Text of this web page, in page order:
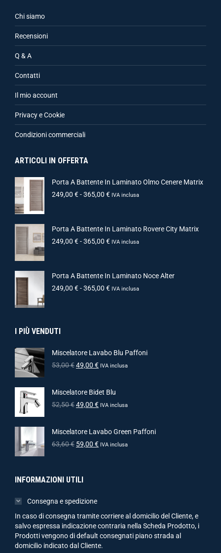
Chi siamo
Recensioni
Q & A
Contatti
Il mio account
Privacy e Cookie
Condizioni commerciali
ARTICOLI IN OFFERTA
Porta A Battente In Laminato Olmo Cenere Matrix
249,00 €-365,00 € IVA inclusa
Porta A Battente In Laminato Rovere City Matrix
249,00 €-365,00 € IVA inclusa
Porta A Battente In Laminato Noce Alter
249,00 €-365,00 € IVA inclusa
I PIÙ VENDUTI
Miscelatore Lavabo Blu Paffoni
53,00€49,00 € IVA inclusa
Miscelatore Bidet Blu
52,50€49,00 € IVA inclusa
Miscelatore Lavabo Green Paffoni
63,60€ 59,00 € IVA inclusa
INFORMAZIONI UTILI
Consegna e spedizione
In caso di consegna tramite corriere al domicilio del Cliente, e
salvo espressa indicazione contraria nella Scheda Prodotto, i
Prodotti vengono di default consegnati piano strada al
domicilio indicato dal Cliente.